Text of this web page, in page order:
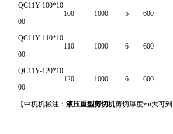
QC11Y-100*10
00
100 1000 5 600
QC11Y-110*10
00
110 1000 6 600
QC11Y-120*10
00
120 1000 6 600
【中机机械注：液压重型剪切机剪切厚度zui大可到